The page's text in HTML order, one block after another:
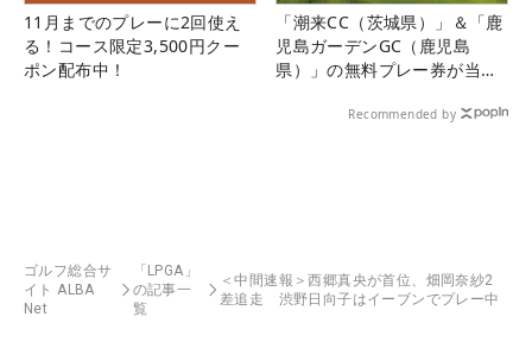
11月までのプレーに2回使え
る！コース限定3,500円クー
ポン配布中！
「潮来CC（茨城県）」＆「鹿
児島ガーデンGC（鹿児島
県）」の無料プレー券が当た
Recommended by
ゴルフ総合サ
イト ALBA
Net
「LPGA」
の記事一
覧
＜中間速報＞西郷真央が首位、畑岡奈紗2
差追走 渋野日向子はイーブンでプレー中